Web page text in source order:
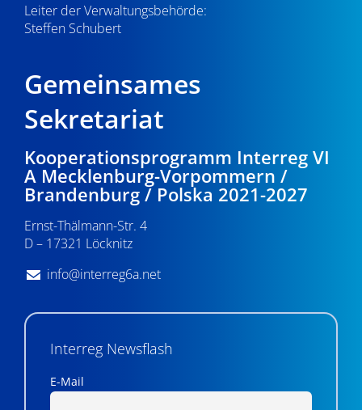
Leiter der Verwaltungsbehörde:
Steffen Schubert
Gemeinsames
Sekretariat
Kooperationsprogramm Interreg VI
A Mecklenburg-Vorpommern /
Brandenburg / Polska 2021-2027
Ernst-Thälmann-Str. 4
D – 17321 Löcknitz
info@interreg6a.net
Interreg Newsflash
E-Mail